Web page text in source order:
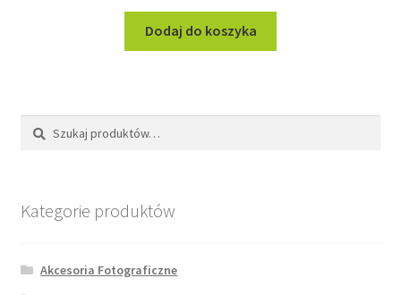
Dodaj do koszyka
Szukaj:
Szukaj
Kategorie produktów
Akcesoria Fotograficzne